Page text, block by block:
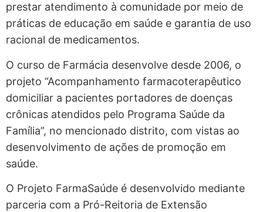
prestar atendimento à comunidade por meio de
práticas de educação em saúde e garantia de uso
racional de medicamentos.
O curso de Farmácia desenvolve desde 2006, o
projeto “Acompanhamento farmacoterapêutico
domiciliar a pacientes portadores de doenças
crônicas atendidos pelo Programa Saúde da
Família”, no mencionado distrito, com vistas ao
desenvolvimento de ações de promoção em
saúde.
O Projeto FarmaSaúde é desenvolvido mediante
parceria com a Pró-Reitoria de Extensão